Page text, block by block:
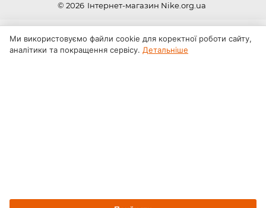
© 2026 Інтернет-магазин Nike.org.ua
Ми використовуємо файли cookie для коректної роботи сайту,
аналітики та покращення сервісу. Детальніше